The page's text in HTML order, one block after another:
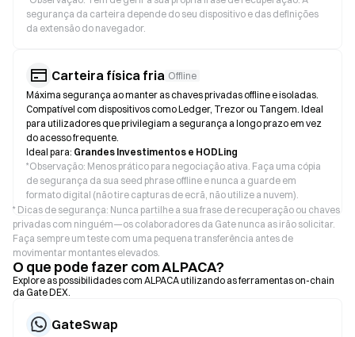
segurança da carteira depende do seu dispositivo e das definições
da extensão do navegador.
Carteira física fria Offline
Máxima segurança ao manter as chaves privadas offline e isoladas.
Compatível com dispositivos como Ledger, Trezor ou Tangem. Ideal
para utilizadores que privilegiam a segurança a longo prazo em vez
do acesso frequente.
Ideal para: Grandes Investimentos e HODLing
*Observação: Menos prático para negociação ativa. Faça uma cópia
de segurança da sua seed phrase offline e nunca a guarde em
formato digital (não tire capturas de ecrã, não utilize a nuvem).
* Dicas de segurança: Nunca partilhe a sua frase de recuperação ou chaves
privadas com ninguém—os colaboradores da Gate nunca as irão solicitar.
Faça sempre um teste com uma pequena transferência antes de
movimentar montantes elevados.
O que pode fazer com ALPACA?
Explore as possibilidades com ALPACA utilizando as ferramentas on-chain
da Gate DEX.
GateSwap